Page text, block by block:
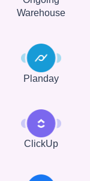
Warehouse
Planday
ClickUp